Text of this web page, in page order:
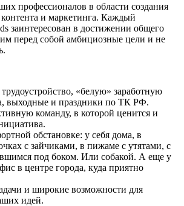
профессионалов в области создания
контента и маркетинга. Каждый
заинтересован в достижении общего
перед собой амбициозные цели и не
«белую» заработную
выходные и праздники по ТК РФ.
команду, в которой ценится и
обстановке: у себя дома, в
с зайчиками, в пижаме с утятами, с
под боком. Или собакой. А еще у
в центре города, куда приятно
и широкие возможности для
идей.